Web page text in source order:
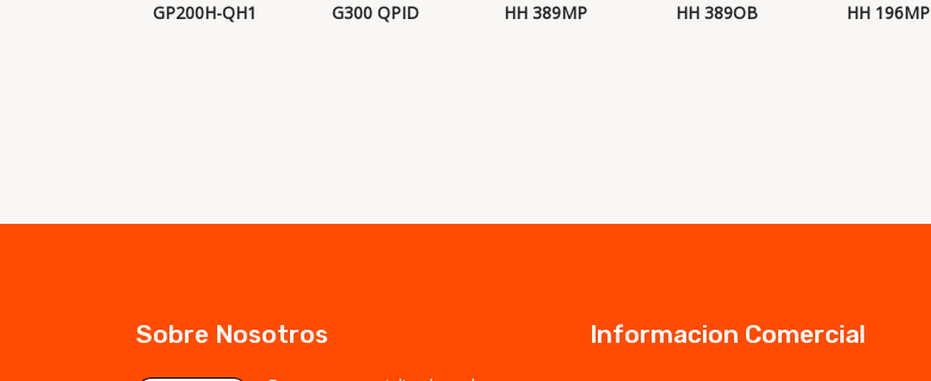
GP200H-QH1 G300 QPID HH 389MP HH 389OB HH 196MP
Sobre Nosotros Informacion Comercial